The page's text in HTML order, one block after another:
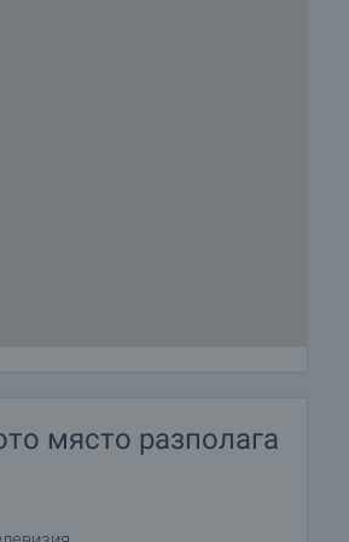
място разполага